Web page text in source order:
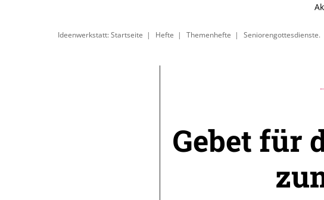
Ideenwerkstatt: Startseite Hefte Themenhefte Seniorengottesdienste.
Gebet für